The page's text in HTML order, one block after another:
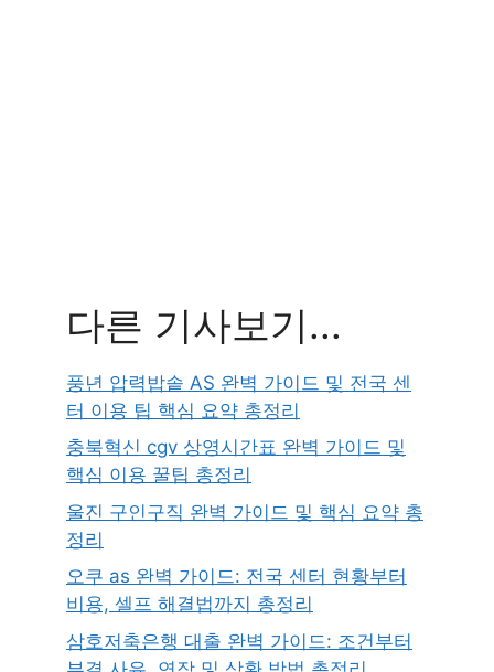
다른 기사보기...
풍년 압력밥솥 AS 완벽 가이드 및 전국 센
터 이용 팁 핵심 요약 총정리
충북혁신 cgv 상영시간표 완벽 가이드 및
핵심 이용 꿀팁 총정리
울진 구인구직 완벽 가이드 및 핵심 요약 총
정리
오쿠 as 완벽 가이드: 전국 센터 현황부터
비용, 셀프 해결법까지 총정리
삼호저축은행 대출 완벽 가이드: 조건부터